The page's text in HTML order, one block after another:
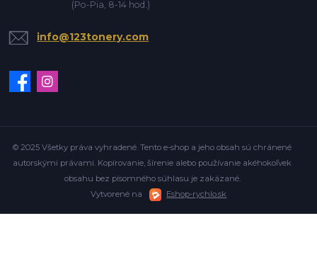
(Po-Pia, 8-14 hod.)
info@123tonery.com
© 2025 Všetky práva vyhradené. Tento e-shop a jeho obsah sú chránené
autorskými právami. Kopírovanie, šírenie alebo používanie akéhokoľvek
obsahu bez písomného súhlasu je zakázané.
Vytvorené na
Eshop-rychlo.sk